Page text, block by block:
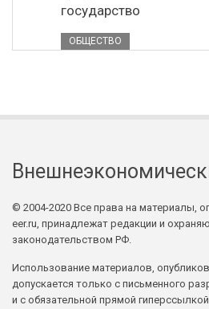
государство
ОБЩЕСТВО
© 2004-2020 Все права на материалы,
eer.ru, принадлежат редакции и
законодательством РФ.
Использование материалов,
допускается только с письменного
и с обязательной прямой